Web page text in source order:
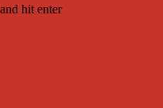
hit enter